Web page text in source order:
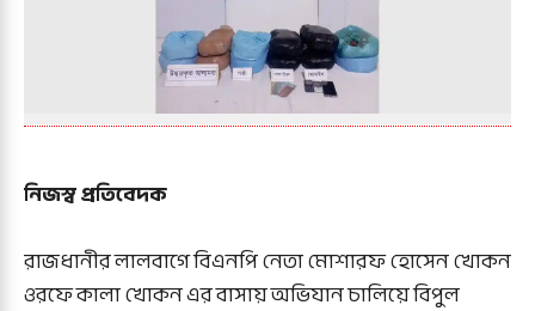
নিজস্ব প্রতিবেদক
রাজধানীর লালবাগে বিএনপি নেতা মোশারফ হোসেন খোকন
ওরফে কালা খোকন এর বাসায় অভিযান চালিয়ে বিপুল